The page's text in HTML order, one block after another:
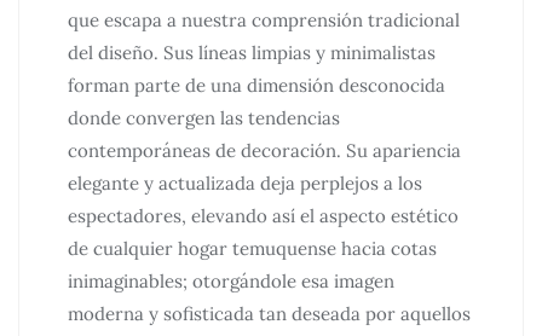
que escapa a nuestra comprensión tradicional
del diseño. Sus líneas limpias y minimalistas
forman parte de una dimensión desconocida
donde convergen las tendencias
contemporáneas de decoración. Su apariencia
elegante y actualizada deja perplejos a los
espectadores, elevando así el aspecto estético
de cualquier hogar temuquense hacia cotas
inimaginables; otorgándole esa imagen
moderna y sofisticada tan deseada por aquellos